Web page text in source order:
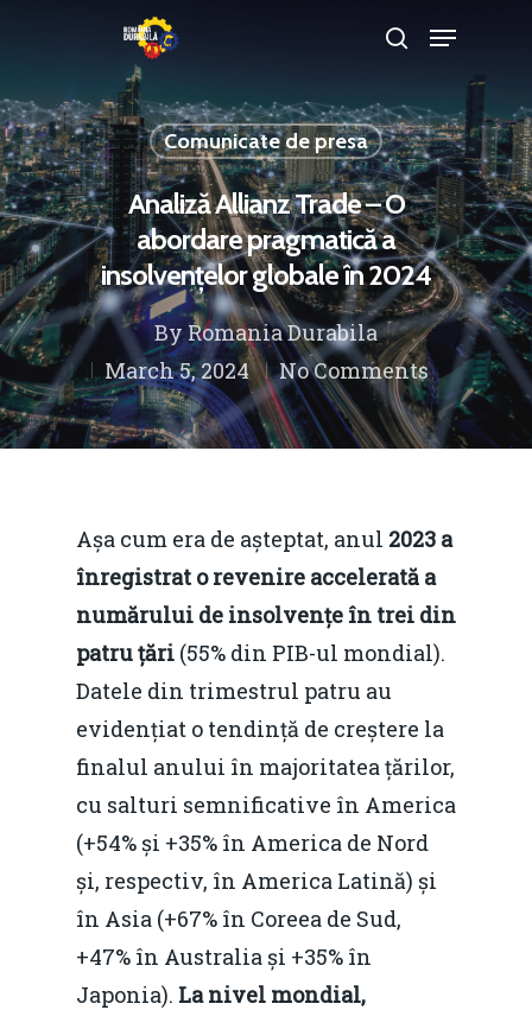
Hit enter to search or ESC to close
Comunicate de presa
Analiză Allianz Trade – O
abordare pragmatică a
insolvențelor globale în 2024
ByRomania Durabila
March 5, 2024
No Comments
Așa cum era de așteptat, anul 2023 a
înregistrat o revenire accelerată a
numărului de insolvențe în trei din
patru țări (55% din PIB-ul mondial).
Datele din trimestrul patru au
evidențiat o tendință de creștere la
finalul anului în majoritatea țărilor,
cu salturi semnificative în America
(+54% și +35% în America de Nord
și, respectiv, în America Latină) și
în Asia (+67% în Coreea de Sud,
+47% în Australia și +35% în
Japonia). La nivel mondial,